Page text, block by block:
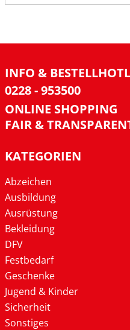
INFO &
0228 - 953500
ONLINE SHOPPING
FAIR &
KATEGORIEN
Abzeichen
Ausbildung
Ausrüstung
Bekleidung
DFV
Festbedarf
Geschenke
Jugend & Kinder
Sicherheit
Sonstiges